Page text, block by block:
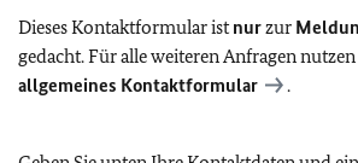
Dieses Kontaktformular istnurzur
gedacht. Für alle weiteren Anfragen
allgemeines Kontaktformular
.